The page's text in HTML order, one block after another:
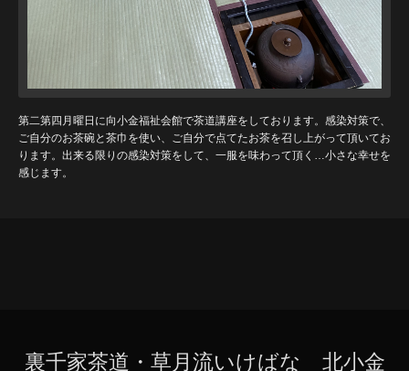
第二第四月曜日に向小金福祉会館で茶道講座をしております。感染対策で、
ご自分のお茶碗と茶巾を使い、ご自分で点てたお茶を召し上がって頂いてお
ります。出来る限りの感染対策をして、一服を味わって頂く…小さな幸せを
感じます。
裏千家茶道・草月流いけばな 北小金